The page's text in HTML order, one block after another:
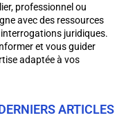
professionnel ou
avec des ressources
juridiques.
et vous guider
adaptée à vos
ARTICLES